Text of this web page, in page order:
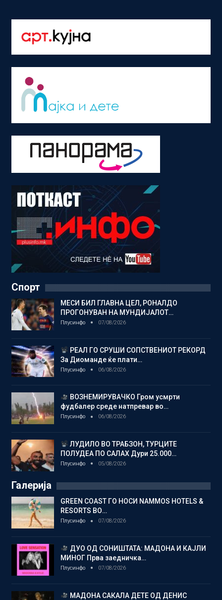
Спорт
МЕСИ БИЛ ГЛАВНА ЦЕЛ, РОНАЛДО
ПРОГОНУВАН НА МУНДИЈАЛОТ…
Плусинфо 07/08/2026
РЕАЛ ГО СРУШИ СОПСТВЕНИОТ РЕКОРД
За Диоманде ќе плати…
Плусинфо 06/08/2026
ВОЗНЕМИРУВАЧКО Гром усмрти
фудбалер среде натпревар во…
Плусинфо 06/08/2026
ЛУДИЛО ВО ТРАБЗОН, ТУРЦИТЕ
ПОЛУДЕА ПО САЛАХ Дури 25.000…
Плусинфо 05/08/2026
Галерија
GREEN COAST ГО НОСИ NAMMOS HOTELS &
RESORTS ВО…
Плусинфо 07/08/2026
ДУО ОД СОНИШТАТА: МАДОНА И КАЈЛИ
МИНОГ Прва заедничка…
Плусинфо 07/08/2026
МАДОНА САКАЛА ДЕТЕ ОД ДЕНИС